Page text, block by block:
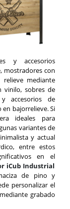
y accesorios
mostradores con
mediante
vinilo, sobres de
accesorios de
bajorrelieve. Si
ideales para
variantes de
y actual
entre estos
en el
iCub Industrial
de pino y
personalizar el
grabado